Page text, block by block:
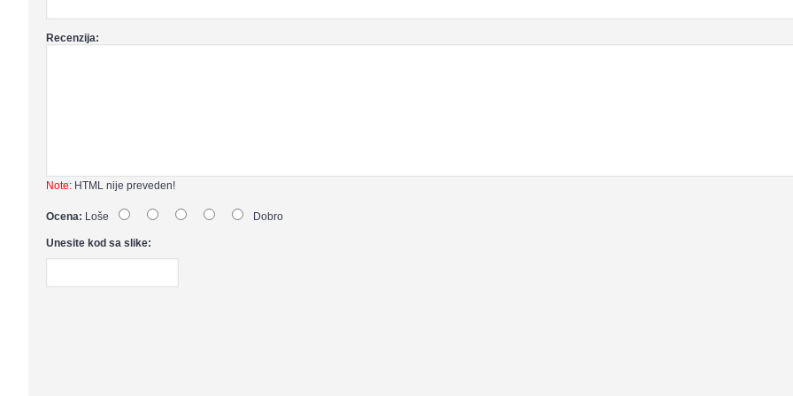
Recenzija:
Note: HTML nije preveden!
Ocena: Loše Dobro
Unesite kod sa slike: